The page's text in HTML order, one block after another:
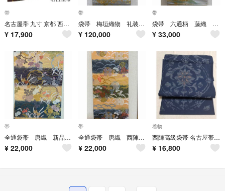
帯
名古屋帯 九寸 京都 西陣 おぐら 和楽 赤茶色 花唐草 鳥 中古 kp2456
¥ 17,900
帯
袋帯 梅垣織物 礼装用 フォーマル用 新品 未仕立て品 六通柄
¥ 120,000
帯
袋帯 六通柄 藤織 西陣織 新品 未仕立て品 礼装用 フォーマル用
¥ 33,000
帯
全通袋帯 唐織 新品 未仕立て品 西陣織
¥ 22,000
帯
全通袋帯 唐織 西陣織 新品 未仕立て品
¥ 22,000
着物
西陣高級袋帯 名古屋帯 古代民芸 ネイビー 軽量
¥ 16,800